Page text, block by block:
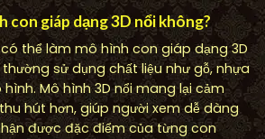
con giáp dạng 3D nổi không?
thể làm mô hình con giáp dạng 3D
sử dụng chất liệu như gỗ, nhựa
Mô hình 3D nổi mang lại cảm
hút hơn, giúp người xem dễ dàng
được đặc điểm của từng con